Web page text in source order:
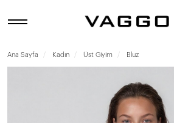
Ana Sayfa Kadın Üst Giyim Bluz